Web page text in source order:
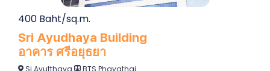
400 Baht/sq.m.
Sri Ayudhaya Building
อาคาร ศรีอยุธยา
Si Ayutthaya BTS Phayathai